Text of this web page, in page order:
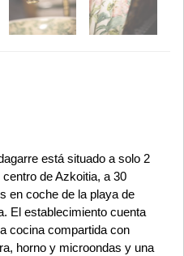
está situado a solo 2
centro de Azkoitia, a 30
en coche de la playa de
El establecimiento cuenta
cocina compartida con
horno y microondas y una